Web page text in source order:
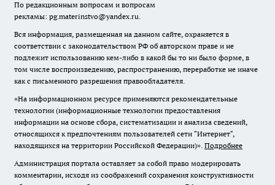
По редакционным вопросам и вопросам
рекламы: pg.materinstvo@yandex.ru.
Вся информация, размещенная на данном сайте, охраняется в
соответствии с законодательством РФ об авторском праве и не
подлежит использованию кем-либо в какой бы то ни было форме, в
том числе воспроизведению, распространению, переработке не иначе
как с письменного разрешения правообладателя.
«На информационном ресурсе применяются рекомендательные
технологии (информационные технологии предоставления
информации на основе сбора, систематизации и анализа сведений,
относящихся к предпочтениям пользователей сети "Интернет",
находящихся на территории Российской Федерации)». Подробнее
Администрация портала оставляет за собой право модерировать
комментарии, исходя из соображений сохранения конструктивности